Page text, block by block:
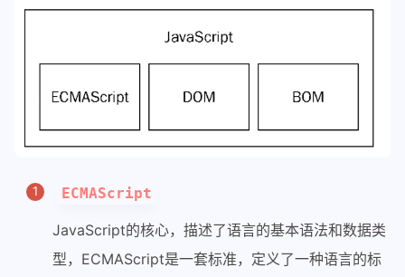
ECMAScript
JavaScript的核心，描述了语言的基本语法和数据类
型，ECMAScript是一套标准，定义了一种语言的标